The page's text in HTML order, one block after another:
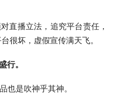
直播立法，追究平台责任，
很坏，虚假宣传满天飞。
行。
也是吹神乎其神。